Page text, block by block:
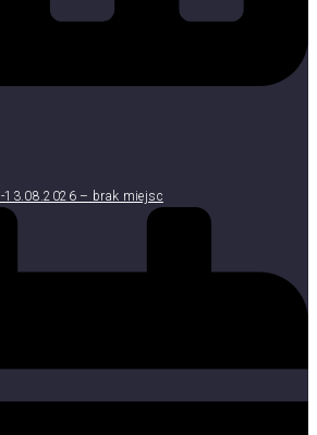
13.08.2026 – brak miejsc